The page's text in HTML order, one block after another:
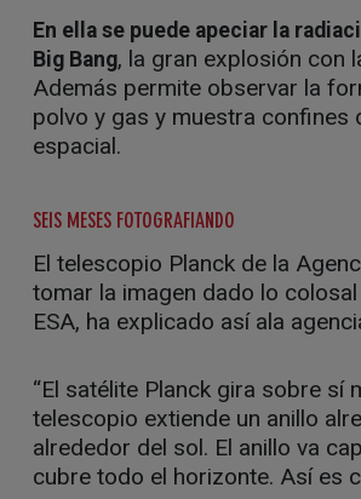
En ella se puede apeciar la
Big Bang, la gran explosión con
Además permite observar la
polvo y gas y muestra confines
espacial.
SEIS MESES FOTOGRAFIANDO
El telescopio Planck de la
tomar la imagen dado lo
ESA, ha explicado así ala
“El satélite Planck gira sobre sí
telescopio extiende un anillo
alrededor del sol. El anillo va
cubre todo el horizonte. Así es